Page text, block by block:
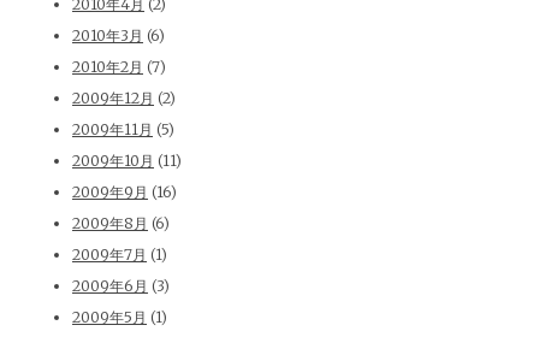
2010年4月 (2)
2010年3月 (6)
2010年2月 (7)
2009年12月 (2)
2009年11月 (5)
2009年10月 (11)
2009年9月 (16)
2009年8月 (6)
2009年7月 (1)
2009年6月 (3)
2009年5月 (1)